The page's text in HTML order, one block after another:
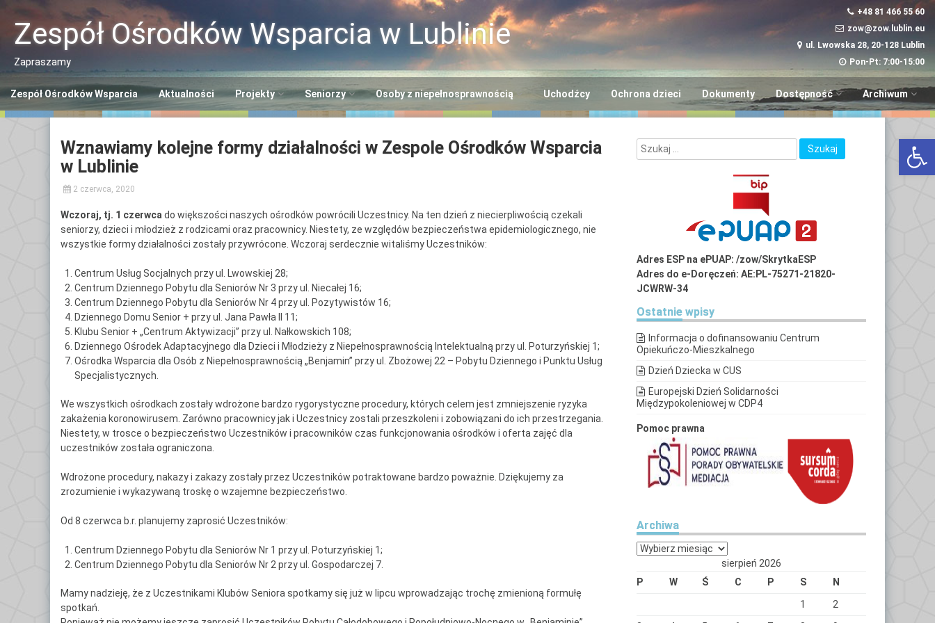
treściZespół Ośrodków Wsparcia w Lublinie
Zapraszamy
+48 81 466 55 60
zow@zow.lublin.eu
ul. Lwowska 28, 20-128 Lublin
Pon-Pt: 7:00-15:00
Zespół Ośrodków Wsparcia Aktualności Projekty
Seniorzy ASY”
Polityka Senioralna EFS
Seniorzy
Socjalnych
Centrum Dziennego
Pobytu nr 2
Pobytu nr 3
Pobytu nr 4
Dom Senior+
Klub Senior+
Głusk
Osoby z niepełnosprawnością
Mieszkalne
Ośrodek Wsparcia dla
Osób z
Uchodźcy Ochrona dzieci Dokumenty Dostępność
dostępności
Archiwum
LUBinclusiON
Wznawiamy kolejne formy działalności w Zespole Ośrodków Wsparcia
w Lublinie
2 czerwca, 2020
Wczoraj, tj. 1 czerwca do większości naszych ośrodków powrócili Uczestnicy. Na ten dzień z niecierpliwością czekali
seniorzy, dzieci i młodzież z rodzicami oraz pracownicy. Niestety, ze względów bezpieczeństwa epidemiologicznego, nie
wszystkie formy działalności zostały przywrócone. Wczoraj serdecznie witaliśmy Uczestników:
Centrum Usług Socjalnych przy ul. Lwowskiej 28;
Centrum Dziennego Pobytu dla Seniorów Nr 3 przy ul. Niecałej 16;
Centrum Dziennego Pobytu dla Seniorów Nr 4 przy ul. Pozytywistów 16;
Dziennego Domu Senior + przy ul. Jana Pawła II 11;
Klubu Senior + „Centrum Aktywizacji” przy ul. Nałkowskich 108;
Dziennego Ośrodek Adaptacyjnego dla Dzieci i Młodzieży z Niepełnosprawnością Intelektualną przy ul. Poturzyńskiej 1;
Ośrodka Wsparcia dla Osób z Niepełnosprawnością „Benjamin” przy ul. Zbożowej 22 – Pobytu Dziennego i Punktu Usług
Specjalistycznych.
We wszystkich ośrodkach zostały wdrożone bardzo rygorystyczne procedury, których celem jest zmniejszenie ryzyka
zakażenia koronowirusem. Zarówno pracownicy jak i Uczestnicy zostali przeszkoleni i zobowiązani do ich przestrzegania.
Niestety, w trosce o bezpieczeństwo Uczestników i pracowników czas funkcjonowania ośrodków i oferta zajęć dla
uczestników została ograniczona.
Wdrożone procedury, nakazy i zakazy zostały przez Uczestników potraktowane bardzo poważnie. Dziękujemy za
zrozumienie i wykazywaną troskę o wzajemne bezpieczeństwo.
Od 8 czerwca b.r. planujemy zaprosić Uczestników:
Centrum Dziennego Pobytu dla Seniorów Nr 1 przy ul. Poturzyńskiej 1;
Centrum Dziennego Pobytu dla Seniorów Nr 2 przy ul. Gospodarczej 7.
Mamy nadzieję, że z Uczestnikami Klubów Seniora spotkamy się już w lipcu wprowadzając trochę zmienioną formułę
spotkań.
Adres ESP na ePUAP: /zow/SkrytkaESP
Adres do e-Doręczeń: AE:PL-75271-21820-
JCWRW-34
Ostatnie wpisy
Informacja o dofinansowaniu Centrum
Opiekuńczo-Mieszkalnego
Dzień Dziecka w CUS
Europejski Dzień Solidarności
Międzypokoleniowej w CDP4
Pomoc prawna
Archiwa
Archiwa
sierpień 2026
P
W Ś C P S
N
1
2